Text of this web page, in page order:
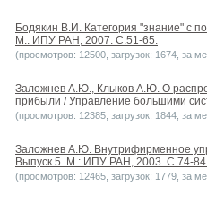
Бодякин В.И. Категория "знание" с
М.: ИПУ РАН, 2007. С.51-65.
(просмотров: 12500, загрузок: 1674, за
Заложнев А.Ю., Клыков А.Ю. О
прибыли / Управление большими
(просмотров: 12385, загрузок: 1844, за
Заложнев А.Ю. Внутрифирменное
Выпуск 5. М.: ИПУ РАН, 2003. С.74-
(просмотров: 12465, загрузок: 1779, за